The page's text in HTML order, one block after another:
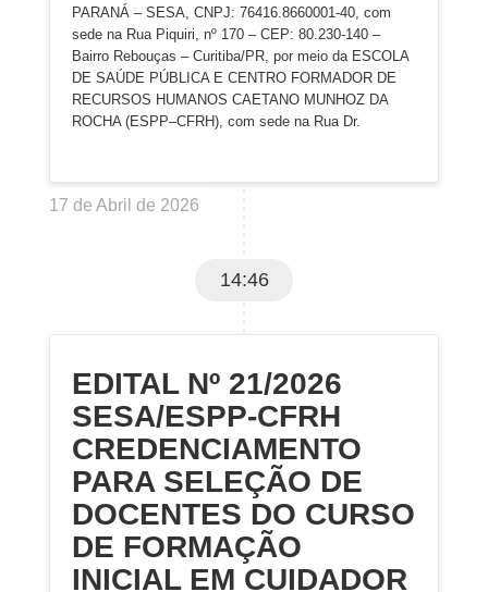
PARANÁ – SESA, CNPJ: 76416.8660001-40, com
sede na Rua Piquiri, nº 170 – CEP: 80.230-140 –
Bairro Rebouças – Curitiba/PR, por meio da ESCOLA
DE SAÚDE PÚBLICA E CENTRO FORMADOR DE
RECURSOS HUMANOS CAETANO MUNHOZ DA
ROCHA (ESPP–CFRH), com sede na Rua Dr.
17 de Abril de 2026
14:46
EDITAL Nº 21/2026
SESA/ESPP-CFRH
CREDENCIAMENTO
PARA SELEÇÃO DE
DOCENTES DO CURSO
DE FORMAÇÃO
INICIAL EM CUIDADOR